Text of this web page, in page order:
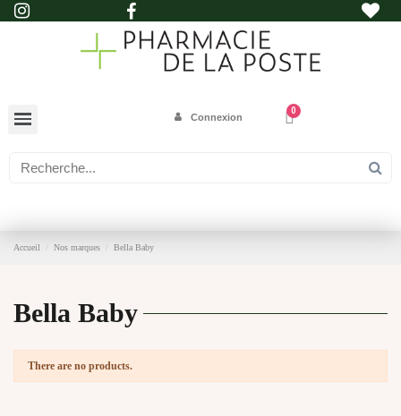
Connexion
Accueil Nos marques Bella Baby
Bella Baby
There are no products.